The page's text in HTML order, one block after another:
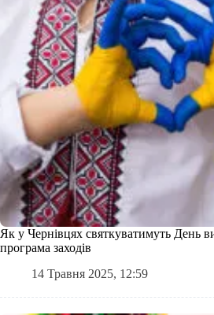
Як у Чернівцях святкуватимуть День
програма заходів
14 Травня 2025, 12:59